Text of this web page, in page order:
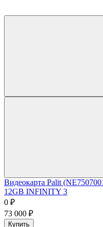
Видеокарта Palit
12GB INFINITY 3
0 ₽
73 000 ₽
Купить